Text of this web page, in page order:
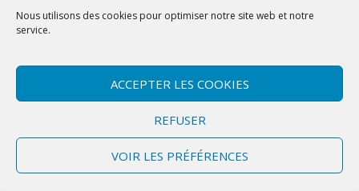
Nous utilisons des cookies pour optimiser notre site web et notre
service.
ACCEPTER LES COOKIES
REFUSER
VOIR LES PRÉFÉRENCES
Politique de confidentialité (UE)
Copyright © 2026 Marly-la-Ville
Site conçu et développé par l'Union des